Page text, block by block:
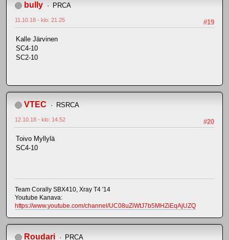
bully PRCA
#19
11.10.18 - klo: 21.25
Kalle Järvinen
SC4-10
SC2-10
VTEC RSRCA
#20
12.10.18 - klo: 14.52
Toivo Myllylä
SC4-10
Team Corally SBX410, Xray T4 '14
Youtube Kanava:
https://www.youtube.com/channel/UC08uZiWtJ7b5MHZiEqAjUZQ
Roudari PRCA